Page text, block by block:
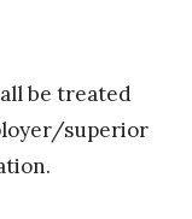
be treated
superior